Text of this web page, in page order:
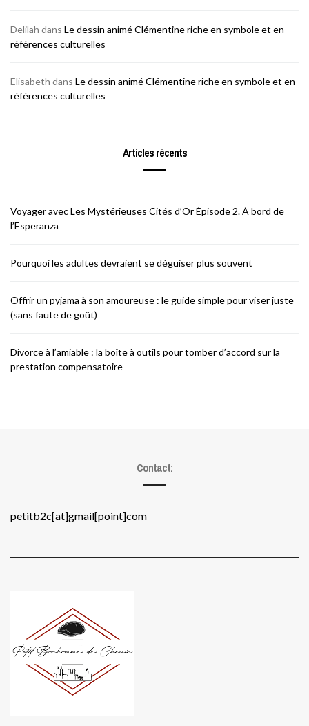
Delilah dans Le dessin animé Clémentine riche en symbole et en
références culturelles
Elisabeth dans Le dessin animé Clémentine riche en symbole et en
références culturelles
Articles récents
Voyager avec Les Mystérieuses Cités d’Or Épisode 2. À bord de
l’Esperanza
Pourquoi les adultes devraient se déguiser plus souvent
Offrir un pyjama à son amoureuse : le guide simple pour viser juste
(sans faute de goût)
Divorce à l’amiable : la boîte à outils pour tomber d’accord sur la
prestation compensatoire
Contact:
petitb2c[at]gmail[point]com